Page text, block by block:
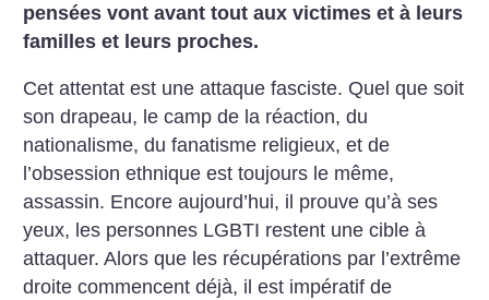
pensées vont avant tout aux victimes et à leurs
familles et leurs proches.
Cet attentat est une attaque fasciste. Quel que soit
son drapeau, le camp de la réaction, du
nationalisme, du fanatisme religieux, et de
l’obsession ethnique est toujours le même,
assassin. Encore aujourd’hui, il prouve qu’à ses
yeux, les personnes LGBTI restent une cible à
attaquer. Alors que les récupérations par l’extrême
droite commencent déjà, il est impératif de